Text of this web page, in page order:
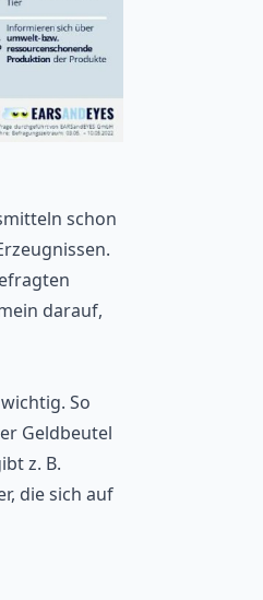
schon
darauf,
So
Geldbeutel
z. B.
die sich auf